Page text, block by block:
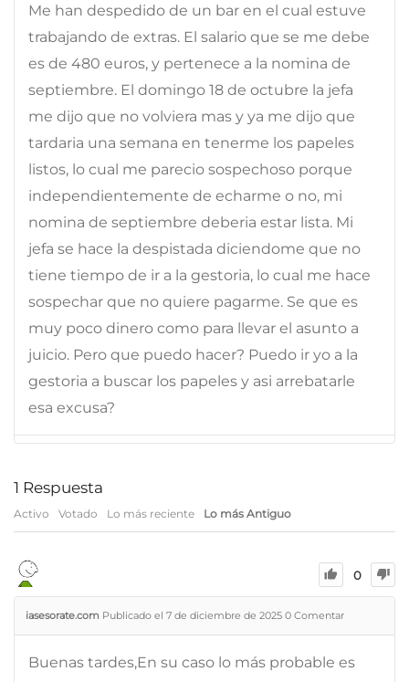
Me han despedido de un bar en el cual estuve
trabajando de extras. El salario que se me debe
es de 480 euros, y pertenece a la nomina de
septiembre. El domingo 18 de octubre la jefa
me dijo que no volviera mas y ya me dijo que
tardaria una semana en tenerme los papeles
listos, lo cual me parecio sospechoso porque
independientemente de echarme o no, mi
nomina de septiembre deberia estar lista. Mi
jefa se hace la despistada diciendome que no
tiene tiempo de ir a la gestoria, lo cual me hace
sospechar que no quiere pagarme. Se que es
muy poco dinero como para llevar el asunto a
juicio. Pero que puedo hacer? Puedo ir yo a la
gestoria a buscar los papeles y asi arrebatarle
esa excusa?
1 Respuesta
Activo Votado Lo más reciente Lo más Antiguo
0
iasesorate.com Publicado el 7 de diciembre de 2025 0 Comentar
Buenas tardes,En su caso lo más probable es